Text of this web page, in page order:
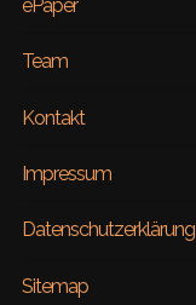
ePaper
Team
Kontakt
Impressum
Datenschutzerklärung
Sitemap